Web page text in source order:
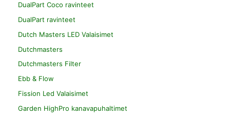
DualPart Coco ravinteet
DualPart ravinteet
Dutch Masters LED Valaisimet
Dutchmasters
Dutchmasters Filter
Ebb & Flow
Fission Led Valaisimet
Garden HighPro kanavapuhaltimet